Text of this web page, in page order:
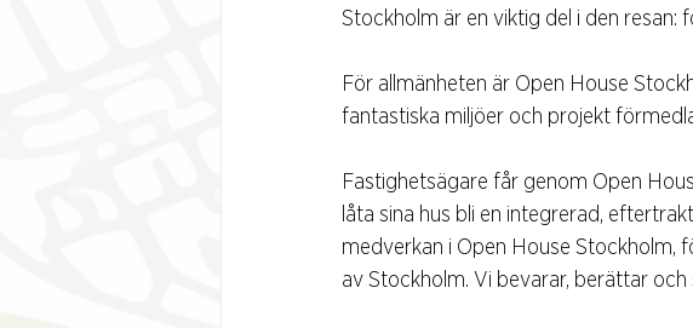
Stockholm är en viktig del i den resan:
För allmänheten är Open House
fantastiska miljöer och projekt
Fastighetsägare får genom Open
låta sina hus bli en integrerad,
medverkan i Open House Stockholm,
av Stockholm. Vi bevarar, berättar och